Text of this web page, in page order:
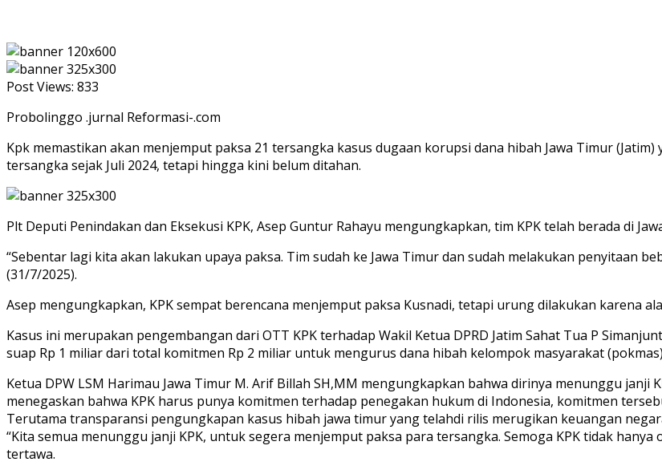
Post Views: 833
Probolinggo .jurnal Reformasi-.com
Kpk memastikan akan menjemput paksa 21 tersangka kasus dugaan korupsi dana hibah Jawa Timur
tersangka sejak Juli 2024, tetapi hingga kini belum ditahan.
Plt Deputi Penindakan dan Eksekusi KPK, Asep Guntur Rahayu mengungkapkan, tim KPK telah berada di
“Sebentar lagi kita akan lakukan upaya paksa. Tim sudah ke Jawa Timur dan sudah melakukan penyitaan
(31/7/2025).
Asep mengungkapkan, KPK sempat berencana menjemput paksa Kusnadi, tetapi urung dilakukan karena
Kasus ini merupakan pengembangan dari OTT KPK terhadap Wakil Ketua DPRD Jatim Sahat Tua P
suap Rp 1 miliar dari total komitmen Rp 2 miliar untuk mengurus dana hibah kelompok masyarakat
Ketua DPW LSM Harimau Jawa Timur M. Arif Billah SH,MM mengungkapkan bahwa dirinya menunggu
menegaskan bahwa KPK harus punya komitmen terhadap penegakan hukum di Indonesia, komitmen
Terutama transparansi pengungkapan kasus hibah jawa timur yang telahdi rilis merugikan keuangan
“Kita semua menunggu janji KPK, untuk segera menjemput paksa para tersangka. Semoga KPK tidak
tertawa.